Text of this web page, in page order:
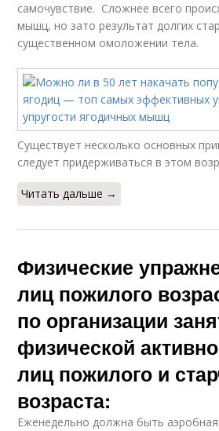
самочувствие. Сложнее всего
мышц, но зато результат долгих
существенном омоложении тела.
Существует несколько основных
следует придерживаться в этом
Читать дальше →
Физические
лиц пожилого
по организации
физической
лиц пожилого и
возраста:
Еженедельно должна быть